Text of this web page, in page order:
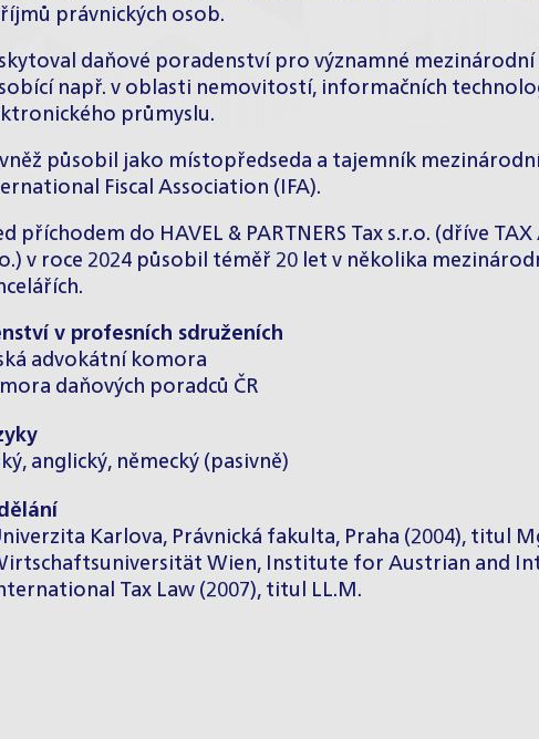
právnických osob.
daňové poradenství pro významné
např. v oblasti nemovitostí, informačních
průmyslu.
působil jako místopředseda a tajemník
Fiscal Association (IFA).
příchodem do HAVEL & PARTNERS Tax s.r.o. (dříve TAX
v roce 2024 působil téměř 20 let v několika
v profesních sdruženích
advokátní komora
daňových poradců ČR
anglický, německý (pasivně)
Karlova, Právnická fakulta, Praha (2004), titul
Wien, Institute for Austrian and
Tax Law (2007), titul LL.M.